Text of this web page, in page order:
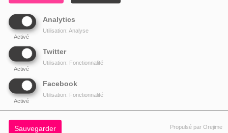
Analytics
Activé
Utilisation: Analyse
Twitter
Activé
Utilisation: Fonctionnalité
Facebook
Activé
Utilisation: Fonctionnalité
Sauvegarder Propulsé par Orejime